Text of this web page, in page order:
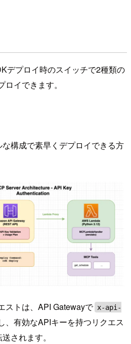
デプロイ時のスイッチで2種類の
イできます。
構成で素早くデプロイできる方
ストは、API Gatewayで x-api-
、有効なAPIキーを持つリクエス
されます。